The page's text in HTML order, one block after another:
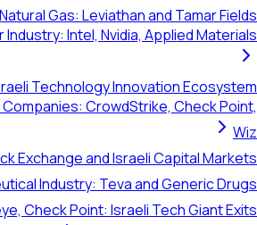
Gas: Leviathan and Tamar Fields
Intel, Nvidia, Applied Materials
Technology Innovation Ecosystem
CrowdStrike, Check Point,
Wiz
Exchange and Israeli Capital Markets
Industry: Teva and Generic Drugs
Check Point: Israeli Tech Giant Exits